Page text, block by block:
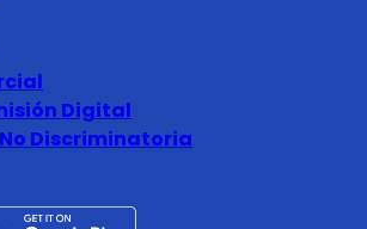
Digital
Discriminatoria